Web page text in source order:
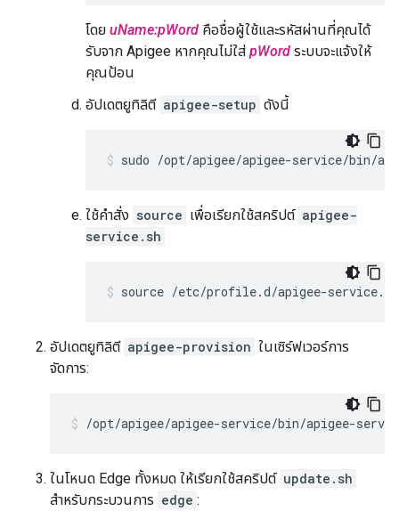
โดย uName:pWord คือชื่อผู้ใช้และรหัสผ่านที่คุณได้
รับจาก Apigee หากคุณไม่ใส่ pWord ระบบจะแจ้งให้
คุณป้อน
อัปเดตยูทิลิตี apigee-setup ดังนี้
sudo /opt/apigee/apigee-service/bin/
ใช้คำสั่ง source เพื่อเรียกใช้สคริปต์ apigee-
service.sh
source /etc/profile.d/apigee-service.sh
อัปเดตยูทิลิตี apigee-provision ในเซิร์ฟเวอร์การ
จัดการ:
/opt/apigee/apigee-service/bin/apigee-
ในโหนด Edge ทั้งหมด ให้เรียกใช้สคริปต์ update.sh
สำหรับกระบวนการ edge :